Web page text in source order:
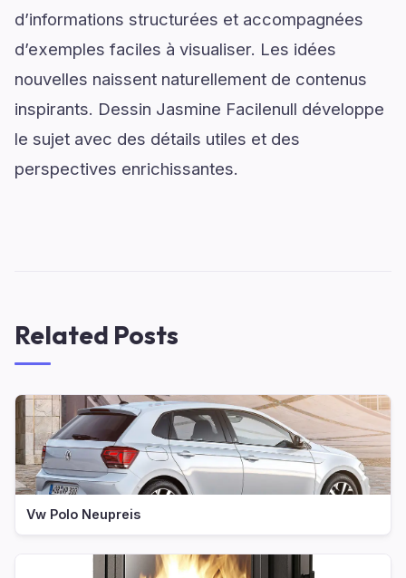
d’informations structurées et accompagnées
d’exemples faciles à visualiser. Les idées
nouvelles naissent naturellement de contenus
inspirants. Dessin Jasmine Facilenull développe
le sujet avec des détails utiles et des
perspectives enrichissantes.
Related Posts
Vw Polo Neupreis